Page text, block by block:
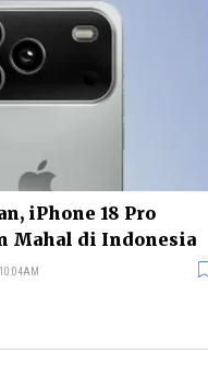
iPhone 18 Pro
Mahal di Indonesia